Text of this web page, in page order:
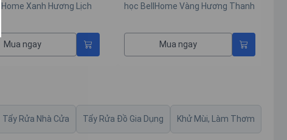
Vàng Hương Thanh
Mua ngay
Combo Mua 1 Tặng 1: Nước Giặt
Xanh Lá 3,2KG (Tặng Túi Nước Xả
Vải BellHome Đỏ Hương Nước
Hoa Tinh Tế 2KG)
Mua ngay
Tẩy Rửa Nhà Cửa Tẩy Rửa Đồ Gia Dụng Khử Mùi, Làm Thơm